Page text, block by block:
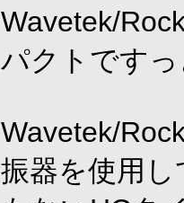
Wavetek/
パクトです
Wavetek/
振器を使用